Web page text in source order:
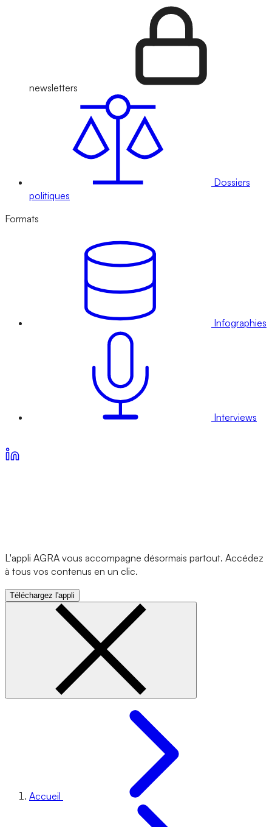
newsletters
Dossiers
politiques
Formats
Infographies
Interviews
L'appli AGRA vous accompagne désormais partout. Accédez
à tous vos contenus en un clic.
Téléchargez l'appli
Accueil